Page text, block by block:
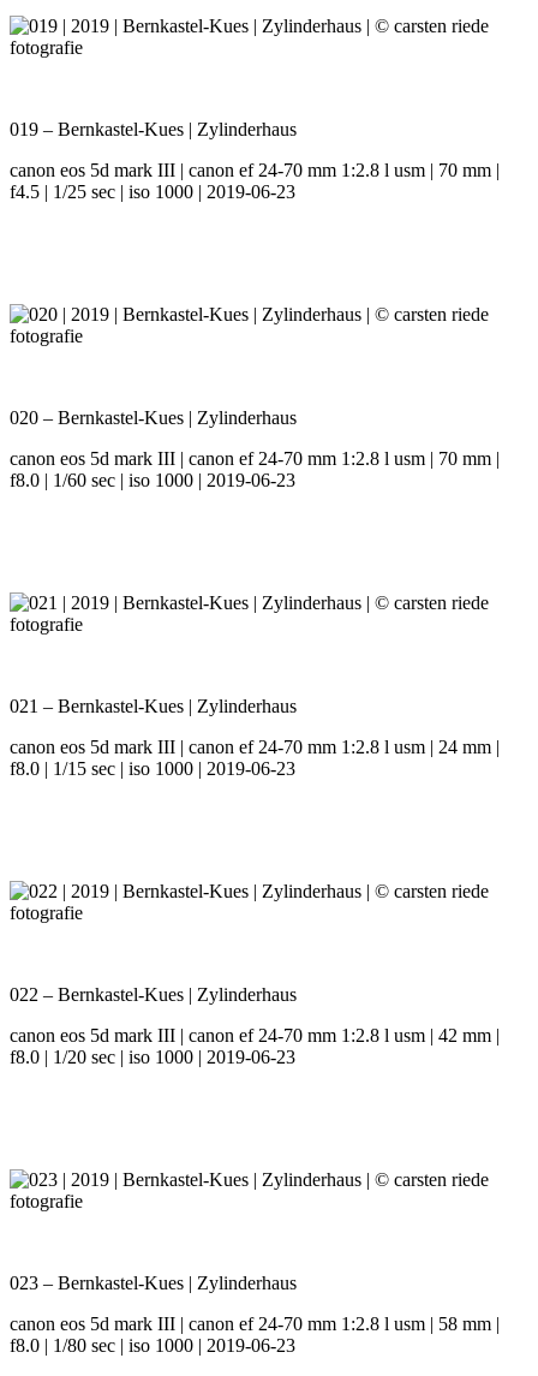
019 – Bernkastel-Kues | Zylinderhaus
canon eos 5d mark III | canon ef 24-70 mm 1:2.8 l usm | 70 mm |
f4.5 | 1/25 sec | iso 1000 | 2019-06-23
020 – Bernkastel-Kues | Zylinderhaus
canon eos 5d mark III | canon ef 24-70 mm 1:2.8 l usm | 70 mm |
f8.0 | 1/60 sec | iso 1000 | 2019-06-23
021 – Bernkastel-Kues | Zylinderhaus
canon eos 5d mark III | canon ef 24-70 mm 1:2.8 l usm | 24 mm |
f8.0 | 1/15 sec | iso 1000 | 2019-06-23
022 – Bernkastel-Kues | Zylinderhaus
canon eos 5d mark III | canon ef 24-70 mm 1:2.8 l usm | 42 mm |
f8.0 | 1/20 sec | iso 1000 | 2019-06-23
023 – Bernkastel-Kues | Zylinderhaus
canon eos 5d mark III | canon ef 24-70 mm 1:2.8 l usm | 58 mm |
f8.0 | 1/80 sec | iso 1000 | 2019-06-23